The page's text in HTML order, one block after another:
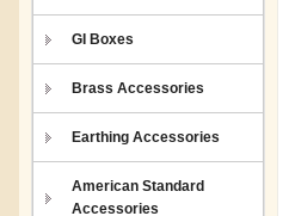
GI Boxes
Brass Accessories
Earthing Accessories
American Standard
Accessories